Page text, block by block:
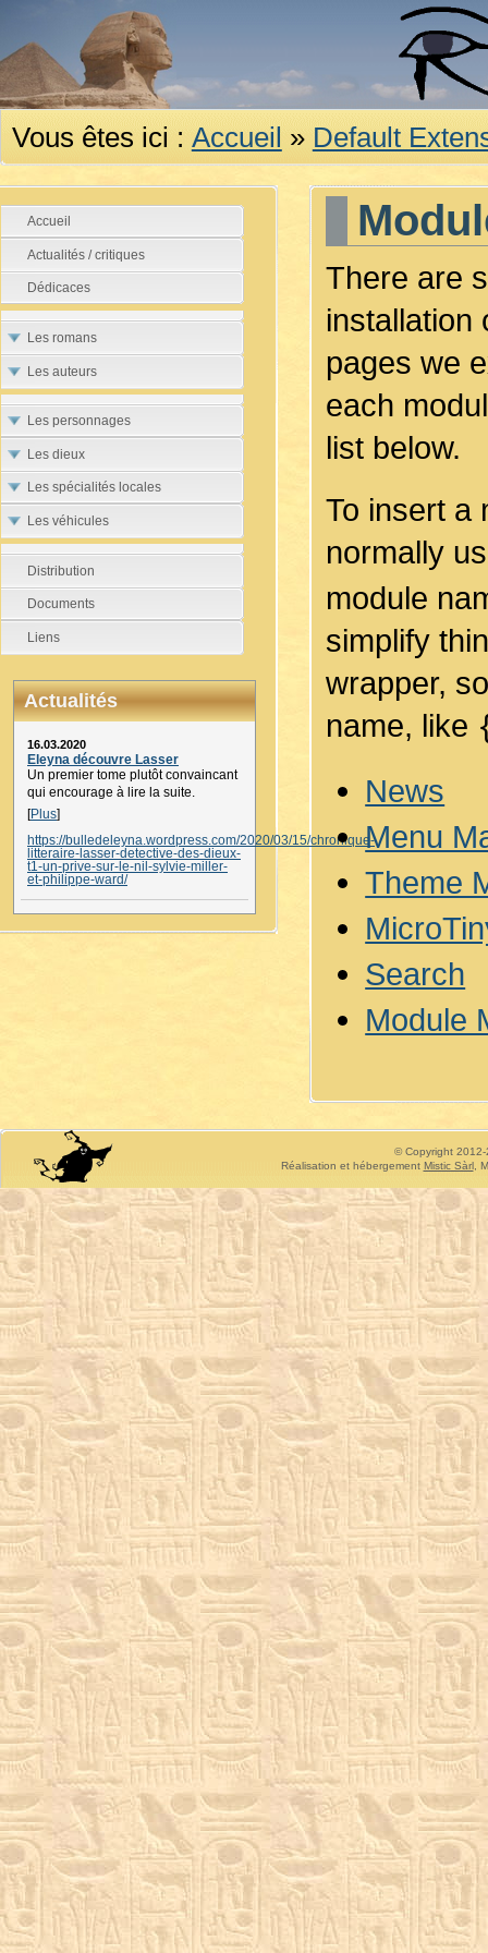
Vous êtes ici : Accueil » Default
Accueil
Actualités / critiques
Dédicaces
Les romans
Les auteurs
Les personnages
Les dieux
Les spécialités locales
Les véhicules
Distribution
Documents
Liens
Actualités
16.03.2020
Eleyna découvre Lasser
Un premier tome plutôt convaincant
qui encourage à lire la suite.
[Plus]
https://bulledeleyna.wordpress.com/2020/03/15/chronique-
litteraire-lasser-detective-des-dieux-
t1-un-prive-sur-le-nil-sylvie-miller-
et-philippe-ward/
There are
installation
pages we
each
list below.
To insert a
normally
module
simplify
wrapper,
name, like
News
Menu
Theme
Search
Module
© Copyright 2012-
Réalisation et hébergement Mistic Sàrl,